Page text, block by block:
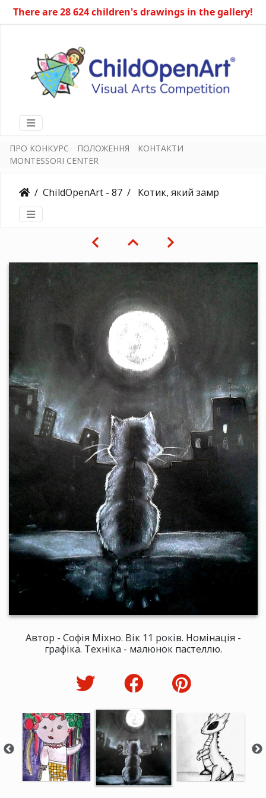
There are 28 624 children's drawings in the gallery!
ПРО КОНКУРС ПОЛОЖЕННЯ
КОНТАКТИ
MONTESSORI CENTER
ChildOpenArt - 87 Котик, який замріявся на місяць
Автор - Софія Міхно. Вік 11 років. Номінація -
графіка. Техніка - малюнок пастеллю.